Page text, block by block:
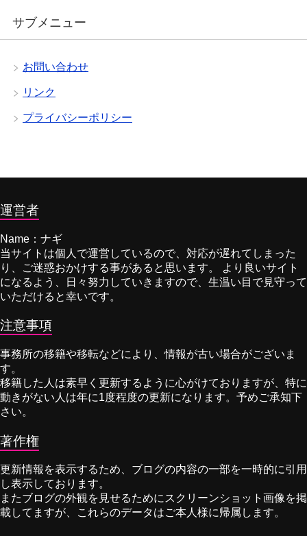
サブメニュー
お問い合わせ
リンク
プライバシーポリシー
運営者
Name：ナギ
当サイトは個人で運営しているので、対応が遅れてしまった
り、ご迷惑おかけする事があると思います。 より良いサイト
になるよう、日々努力していきますので、生温い目で見守って
いただけると幸いです。
注意事項
事務所の移籍や移転などにより、情報が古い場合がございま
す。
移籍した人は素早く更新するように心がけておりますが、特に
動きがない人は年に1度程度の更新になります。予めご承知下
さい。
著作権
更新情報を表示するため、ブログの内容の一部を一時的に引用
し表示しております。
またブログの外観を見せるためにスクリーンショット画像を掲
載してますが、これらのデータはご本人様に帰属します。